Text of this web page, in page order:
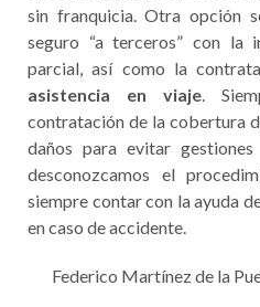
sin franquicia. Otra opción
seguro “a terceros” con la
parcial, así como la
asistencia en viaje.
contratación de la cobertura
daños para evitar
desconozcamos el
siempre contar con la ayuda
en caso de accidente.
Federico Martínez de la